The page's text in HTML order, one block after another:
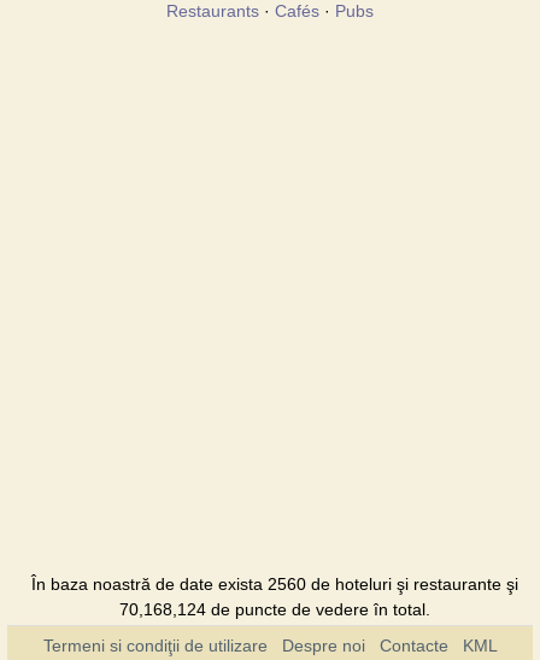
Restaurants · Cafés · Pubs
În baza noastră de date exista 2560 de hoteluri şi restaurante şi
70,168,124 de puncte de vedere în total.
Termeni si condiţii de utilizare
Despre noi Contacte KML